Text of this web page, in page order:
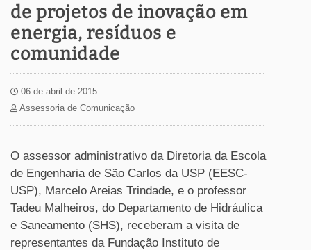
de projetos de inovação em
energia, resíduos e
comunidade
06 de abril de 2015
Assessoria de Comunicação
O assessor administrativo da Diretoria da Escola
de Engenharia de São Carlos da USP (EESC-
USP), Marcelo Areias Trindade, e o professor
Tadeu Malheiros, do Departamento de Hidráulica
e Saneamento (SHS), receberam a visita de
representantes da Fundação Instituto de